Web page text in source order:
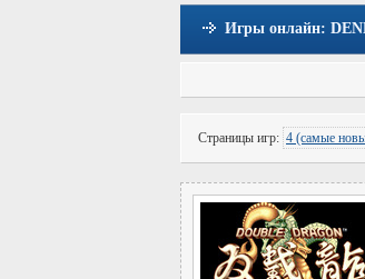
Игры онлайн:
Страницы игр: 4 (самые